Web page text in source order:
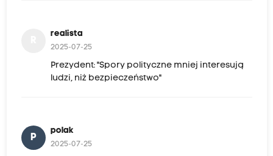
realista
2025-07-25
Prezydent: "Spory polityczne mniej interesują
ludzi, niż bezpieczeństwo"
P
polak
2025-07-25